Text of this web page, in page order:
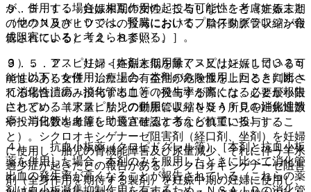
９．５．１． 妊娠末期の女性：投与しないこと（妊娠末期
のマウス及びヒツジへの投与において、胎仔動脈管収縮が報
告されている）〔２．８参照〕。
９．５．２． 妊婦＜妊娠末期を除く＞又は妊娠している可
能性のある女性：治療上の有益性が危険性を上回ると判断さ
れる場合にのみ投与すること（投与する際には、必要最小限
にとどめ、羊水量、胎児の動脈管収縮を疑う所見を妊娠週数
や投与日数を考慮して適宜確認するなど慎重に投与するこ
と）。シクロオキシゲナーゼ阻害剤（経口剤、坐剤）を妊婦
に使用し、胎児の腎機能障害及び尿量減少、それに伴う羊水
過少症が起きたとの報告がある。シクロオキシゲナーゼ阻害
剤（全身作用を期待する製剤）を妊娠中期の妊婦に使用し、
が、併用する場合は相互作用の起こる可能性を考慮すること
（他のＮＳＡＩＤでは、腎臓におけるプロスタグランジン合
成阻害によると考えられている）］。
３）． アスピリン［本剤と低用量アスピリン（１日３２５
ｍｇ以下）を併用した場合、本剤のみを服用したときに比べ
て消化性潰瘍・消化管出血等の発生率が高くなることが報告
されている（アスピリンの併用によりＮＳＡＩＤの消化性潰
瘍・消化管出血等を助長させると考えられている）］。
４）． 抗血小板薬（クロピドグレル等）［本剤と抗血小板
薬を併用した場合、本剤のみを服用したときに比べて消化管
出血の発生率が高くなることが報告されている（これらの薬